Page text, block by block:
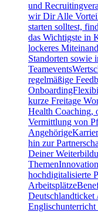
und
wir Dir Alle
starten solltest,
das Wichtigste in
lockeres
Standorten sowie
regelmäßige
kurze Freitage
Health Coaching,
Vermittlung von
hin zur
Deiner
hochdigitalisierte
Deutschlandticket